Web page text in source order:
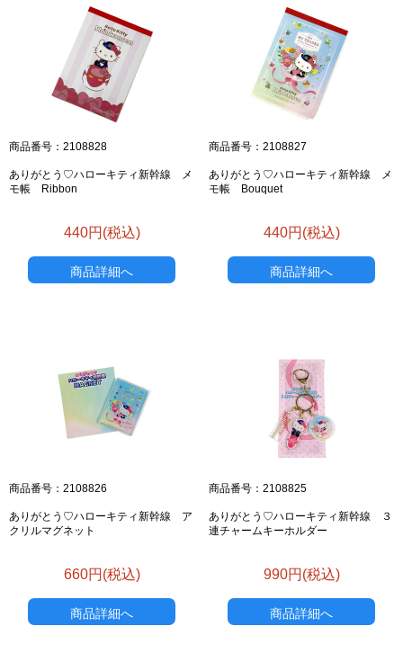
商品番号：2108828
ありがとう♡ハローキティ新幹線 メ
モ帳 Ribbon
440円(税込)
商品詳細へ
商品番号：2108827
ありがとう♡ハローキティ新幹線 メ
モ帳 Bouquet
440円(税込)
商品詳細へ
商品番号：2108826
ありがとう♡ハローキティ新幹線 ア
クリルマグネット
660円(税込)
商品詳細へ
商品番号：2108825
ありがとう♡ハローキティ新幹線 ３
連チャームキーホルダー
990円(税込)
商品詳細へ
お買い物を続ける カートへ進む